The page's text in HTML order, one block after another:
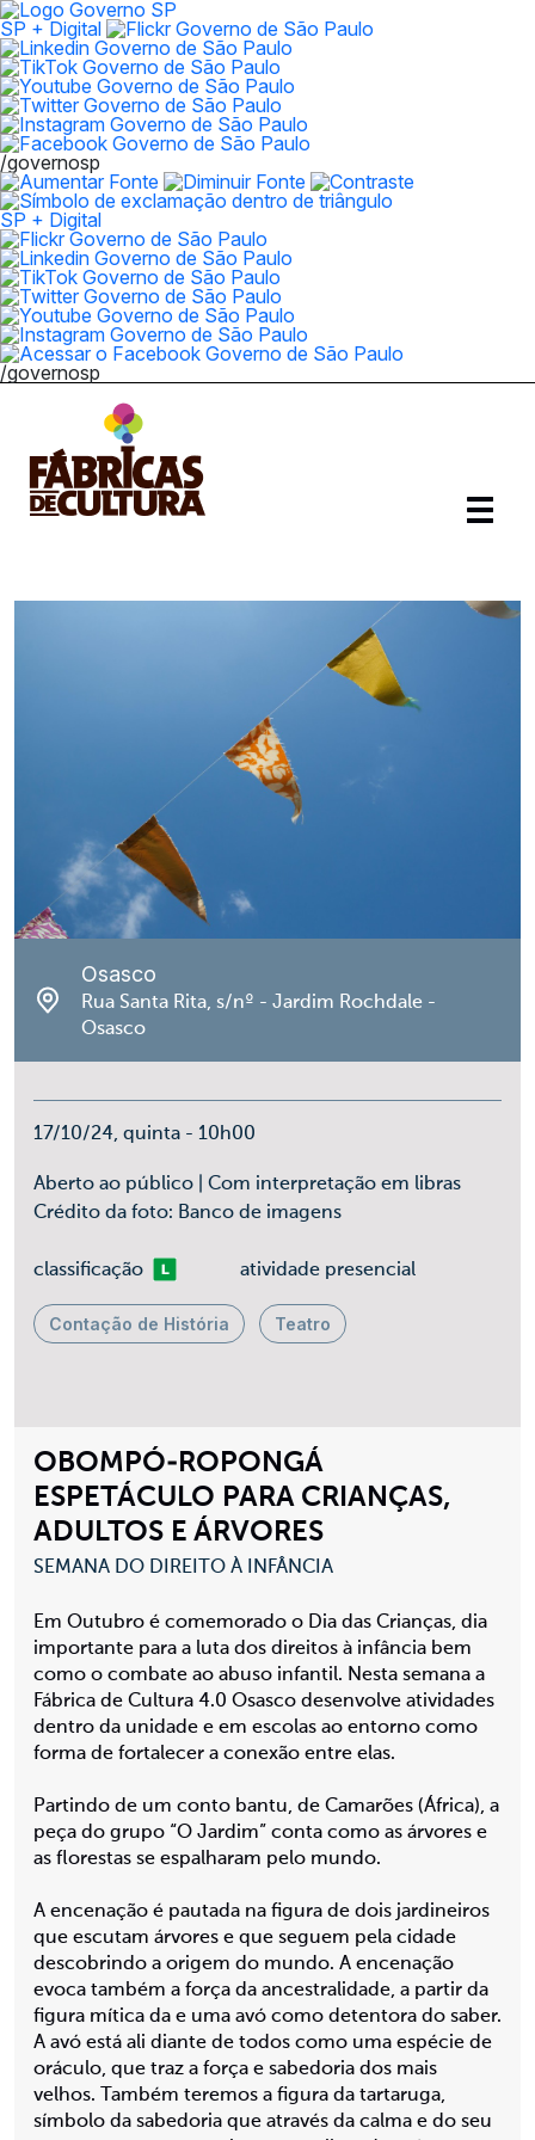
SP + Digital
/governosp
SP + Digital
/governosp
OBOMPÓ-ROPONGÁ
ESPETÁCULO PARA CRIANÇAS,
ADULTOS E ÁRVORES
SEMANA DO DIREITO À INFÂNCIA
Em Outubro é comemorado o Dia das Crianças, dia
importante para a luta dos direitos à infância bem
como o combate ao abuso infantil. Nesta semana a
Fábrica de Cultura 4.0 Osasco desenvolve atividades
dentro da unidade e em escolas ao entorno como
forma de fortalecer a conexão entre elas.
Partindo de um conto bantu, de Camarões (África), a
peça do grupo “O Jardim” conta como as árvores e
as florestas se espalharam pelo mundo.
A encenação é pautada na figura de dois jardineiros
que escutam árvores e que seguem pela cidade
descobrindo a origem do mundo. A encenação
evoca também a força da ancestralidade, a partir da
figura mítica da e uma avó como detentora do saber.
A avó está ali diante de todos como uma espécie de
oráculo, que traz a força e sabedoria dos mais
velhos. Também teremos a figura da tartaruga,
símbolo da sabedoria que através da calma e do seu
Osasco
Rua Santa Rita, s/nº - Jardim Rochdale -
Osasco
17/10/24, quinta - 10h00
Aberto ao público | Com interpretação em libras
Crédito da foto: Banco de imagens
classificaçãoLivre atividade presencial
Contação de História Teatro